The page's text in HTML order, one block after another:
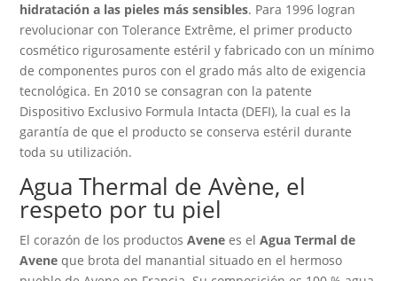
hidratación a las pieles más sensibles. Para 1996 logran
revolucionar con Tolerance Extrême, el primer producto
cosmético rigurosamente estéril y fabricado con un mínimo
de componentes puros con el grado más alto de exigencia
tecnológica. En 2010 se consagran con la patente
Dispositivo Exclusivo Formula Intacta (DEFI), la cual es la
garantía de que el producto se conserva estéril durante
toda su utilización.
Agua Thermal de Avène, el
respeto por tu piel
El corazón de los productosAvene es elAgua Termal de
Avene que brota del manantial situado en el hermoso